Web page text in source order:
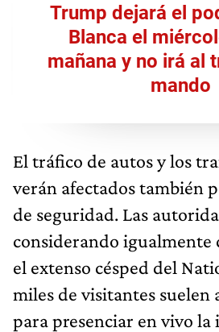
Trump dejará el
Blanca el
mañana y no irá al
mando
El tráfico de autos y los
verán afectados también
de seguridad. Las
considerando igualmente
el extenso césped del
miles de visitantes suelen
para presenciar en vivo